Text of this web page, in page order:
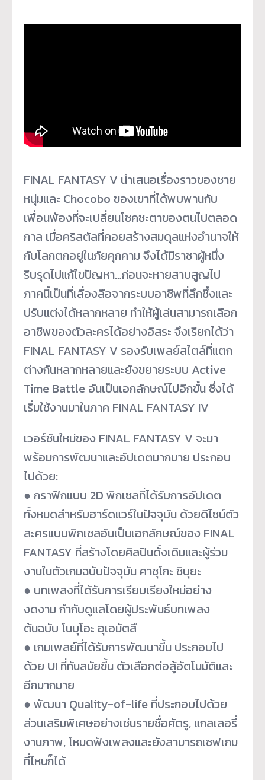
FINAL FANTASY V นำเสนอเรื่องราวของชาย
หนุ่มและ Chocobo ของเขาที่ได้พบพานกับ
เพื่อนพ้องที่จะเปลี่ยนโชคชะตาของตนไปตลอด
กาล เมื่อคริสตัลที่คอยสร้างสมดุลแห่งอำนาจให้
กับโลกตกอยู่ในภัยคุกคาม จึงได้มีราชาผู้หนึ่ง
รีบรุดไปแก้ไขปัญหา…ก่อนจะหายสาบสูญไป
ภาคนี้เป็นที่เลื่องลือจากระบบอาชีพที่ลึกซึ้งและ
ปรับแต่งได้หลากหลาย ทำให้ผู้เล่นสามารถเลือก
อาชีพของตัวละครได้อย่างอิสระ จึงเรียกได้ว่า
FINAL FANTASY V รองรับเพลย์สไตล์ที่แตก
ต่างกันหลากหลายและยังขยายระบบ Active
Time Battle อันเป็นเอกลักษณ์ไปอีกขั้น ซึ่งได้
เริ่มใช้งานมาในภาค FINAL FANTASY IV
เวอร์ชันใหม่ของ FINAL FANTASY V จะมา
พร้อมการพัฒนาและอัปเดตมากมาย ประกอบ
ไปด้วย:
● กราฟิกแบบ 2D พิกเซลที่ได้รับการอัปเดต
ทั้งหมดสำหรับฮาร์ดแวร์ในปัจจุบัน ด้วยดีไซน์ตัว
ละครแบบพิกเซลอันเป็นเอกลักษณ์ของ FINAL
FANTASY ที่สร้างโดยศิลปินดั้งเดิมและผู้ร่วม
งานในตัวเกมฉบับปัจจุบัน คาซุโกะ ชิบุยะ
● บทเพลงที่ได้รับการเรียบเรียงใหม่อย่าง
งดงาม กำกับดูแลโดยผู้ประพันธ์บทเพลง
ต้นฉบับ โนบุโอะ อุเอมัตสึ
● เกมเพลย์ที่ได้รับการพัฒนาขึ้น ประกอบไป
ด้วย UI ที่ทันสมัยขึ้น ตัวเลือกต่อสู้อัตโนมัติและ
อีกมากมาย
● พัฒนา Quality-of-life ที่ประกอบไปด้วย
ส่วนเสริมพิเศษอย่างเช่นรายชื่อศัตรู, แกลเลอรี่
งานภาพ, โหมดฟังเพลงและยังสามารถเซฟเกม
ที่ไหนก็ได้